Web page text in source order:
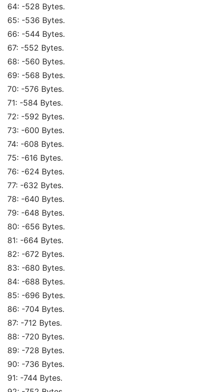
64: -528 Bytes.
65: -536 Bytes.
66: -544 Bytes.
67: -552 Bytes.
68: -560 Bytes.
69: -568 Bytes.
70: -576 Bytes.
71: -584 Bytes.
72: -592 Bytes.
73: -600 Bytes.
74: -608 Bytes.
75: -616 Bytes.
76: -624 Bytes.
77: -632 Bytes.
78: -640 Bytes.
79: -648 Bytes.
80: -656 Bytes.
81: -664 Bytes.
82: -672 Bytes.
83: -680 Bytes.
84: -688 Bytes.
85: -696 Bytes.
86: -704 Bytes.
87: -712 Bytes.
88: -720 Bytes.
89: -728 Bytes.
90: -736 Bytes.
91: -744 Bytes.